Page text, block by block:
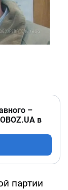
–
в
партии